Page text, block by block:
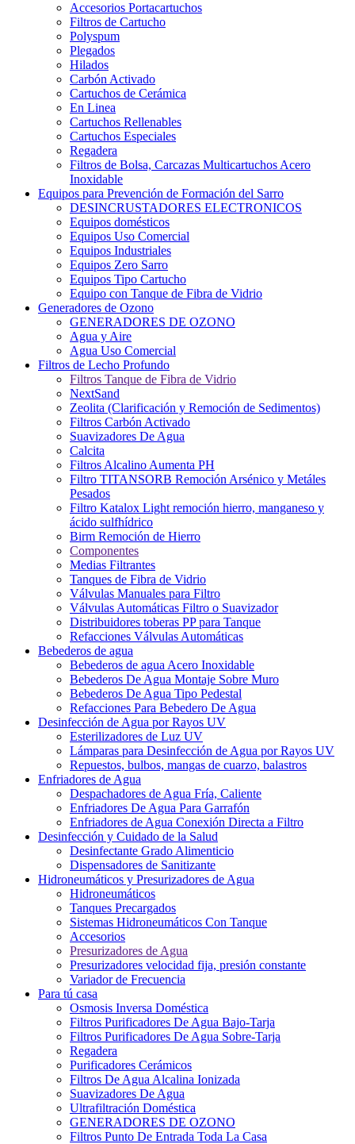
Accesorios Portacartuchos
Filtros de Cartucho
Polyspum
Plegados
Hilados
Carbón Activado
Cartuchos de Cerámica
En Linea
Cartuchos Rellenables
Cartuchos Especiales
Regadera
Filtros de Bolsa, Carcazas Multicartuchos Acero
Inoxidable
Equipos para Prevención de Formación del Sarro
DESINCRUSTADORES ELECTRONICOS
Equipos domésticos
Equipos Uso Comercial
Equipos Industriales
Equipos Zero Sarro
Equipos Tipo Cartucho
Equipo con Tanque de Fibra de Vidrio
Generadores de Ozono
GENERADORES DE OZONO
Agua y Aire
Agua Uso Comercial
Filtros de Lecho Profundo
Filtros Tanque de Fibra de Vidrio
NextSand
Zeolita (Clarificación y Remoción de Sedimentos)
Filtros Carbón Activado
Suavizadores De Agua
Calcita
Filtros Alcalino Aumenta PH
Filtro TITANSORB Remoción Arsénico y Metáles
Pesados
Filtro Katalox Light remoción hierro, manganeso y
ácido sulfhídrico
Birm Remoción de Hierro
Componentes
Medias Filtrantes
Tanques de Fibra de Vidrio
Válvulas Manuales para Filtro
Válvulas Automáticas Filtro o Suavizador
Distribuidores toberas PP para Tanque
Refacciones Válvulas Automáticas
Bebederos de agua
Bebederos de agua Acero Inoxidable
Bebederos De Agua Montaje Sobre Muro
Bebederos De Agua Tipo Pedestal
Refacciones Para Bebedero De Agua
Desinfección de Agua por Rayos UV
Esterilizadores de Luz UV
Lámparas para Desinfección de Agua por Rayos UV
Repuestos, bulbos, mangas de cuarzo, balastros
Enfriadores de Agua
Despachadores de Agua Fría, Caliente
Enfriadores De Agua Para Garrafón
Enfriadores de Agua Conexión Directa a Filtro
Desinfección y Cuidado de la Salud
Desinfectante Grado Alimenticio
Dispensadores de Sanitizante
Hidroneumáticos y Presurizadores de Agua
Hidroneumáticos
Tanques Precargados
Sistemas Hidroneumáticos Con Tanque
Accesorios
Presurizadores de Agua
Presurizadores velocidad fija, presión constante
Variador de Frecuencia
Para tú casa
Osmosis Inversa Doméstica
Filtros Purificadores De Agua Bajo-Tarja
Filtros Purificadores De Agua Sobre-Tarja
Regadera
Purificadores Cerámicos
Filtros De Agua Alcalina Ionizada
Suavizadores De Agua
Ultrafiltración Doméstica
GENERADORES DE OZONO
Filtros Punto De Entrada Toda La Casa